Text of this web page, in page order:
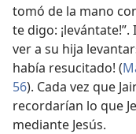
tomó de la mano
te digo:
ver a su hija
había resucitado! (
56). Cada vez que
recordarían lo que
mediante Jesús.